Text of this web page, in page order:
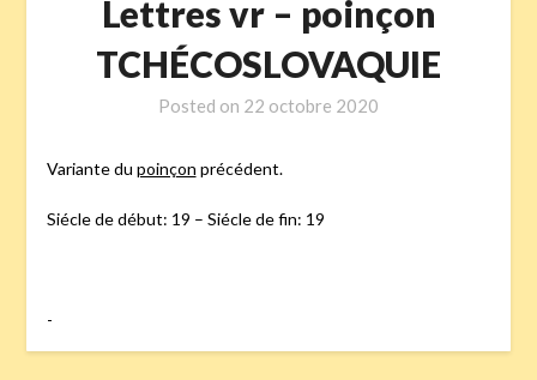
Lettres vr – poinçon
TCHÉCOSLOVAQUIE
Posted on 22 octobre 2020
Variante du poinçon précédent.
Siécle de début: 19 – Siécle de fin: 19
-